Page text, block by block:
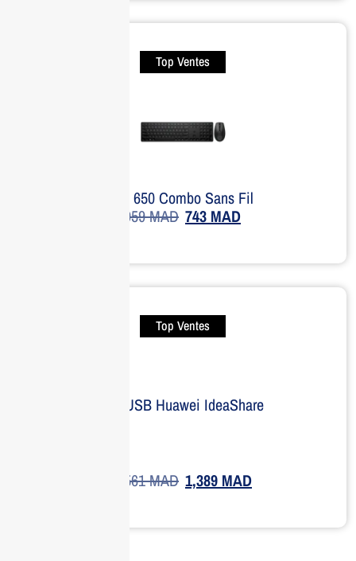
Top Ventes
HP 650 Combo Sans Fil
959MAD 743 MAD
Top Ventes
Clé USB Huawei IdeaShare
1,561MAD 1,389 MAD